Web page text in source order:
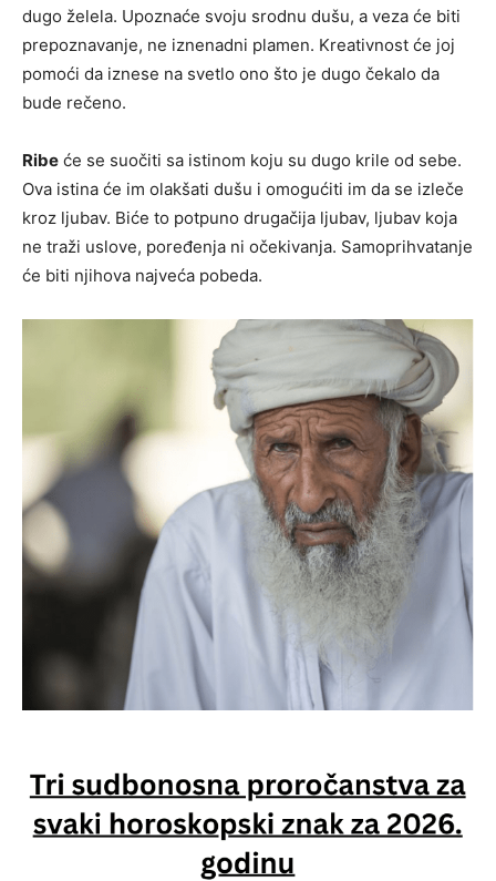
dugo želela. Upoznaće svoju srodnu dušu, a veza će biti
prepoznavanje, ne iznenadni plamen. Kreativnost će joj
pomoći da iznese na svetlo ono što je dugo čekalo da
bude rečeno.
Ribe će se suočiti sa istinom koju su dugo krile od sebe.
Ova istina će im olakšati dušu i omogućiti im da se izleče
kroz ljubav. Biće to potpuno drugačija ljubav, ljubav koja
ne traži uslove, poređenja ni očekivanja. Samoprihvatanje
će biti njihova najveća pobeda.